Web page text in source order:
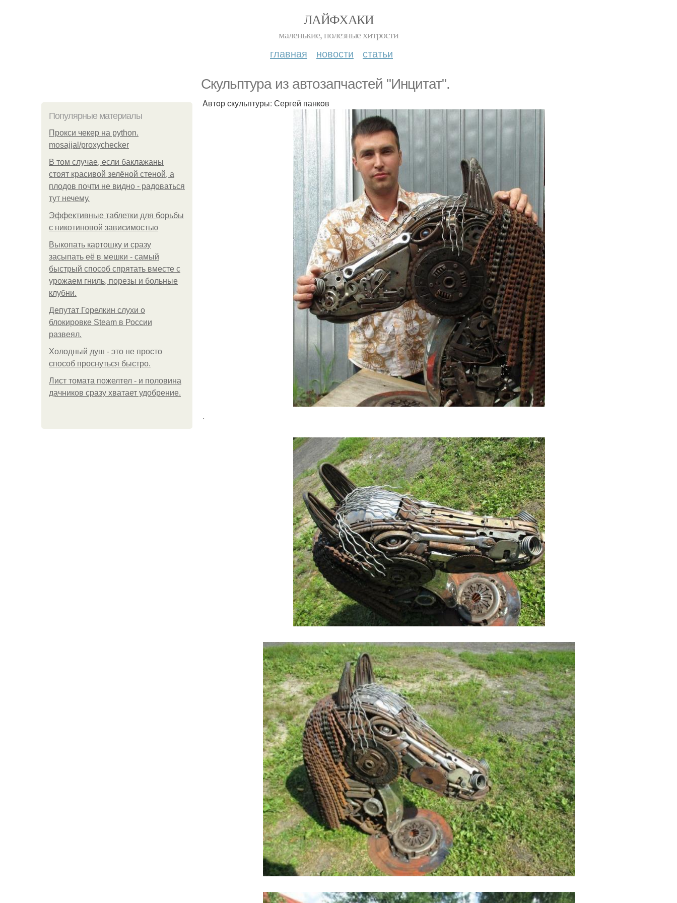
ЛАЙФХАКИ
маленькие, полезные хитрости
главная новости статьи
Скульптура из автозапчастей "Инцитат".
Популярные материалы
Прокси чекер на python.
mosajjal/proxychecker
В том случае, если баклажаны
стоят красивой зелёной стеной, а
плодов почти не видно - радоваться
тут нечему.
Эффективные таблетки для борьбы
с никотиновой зависимостью
Выкопать картошку и сразу
засыпать её в мешки - самый
быстрый способ спрятать вместе с
урожаем гниль, порезы и больные
клубни.
Депутат Горелкин слухи о
блокировке Steam в России
развеял.
Холодный душ - это не просто
способ проснуться быстро.
Лист томата пожелтел - и половина
дачников сразу хватает удобрение.
Aвтoр скульптуры: Сергей панкoв
.